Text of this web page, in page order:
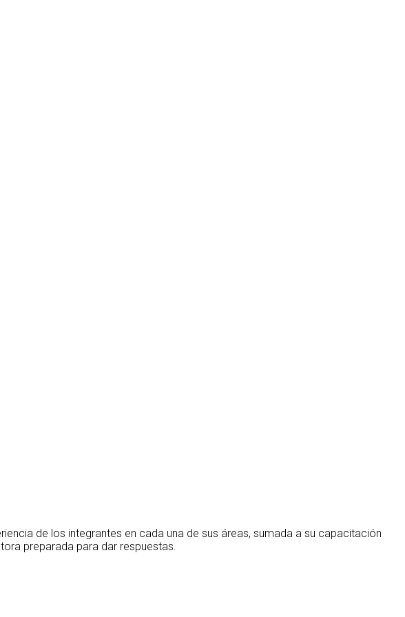
de los integrantes en cada una de sus áreas, sumada a su capacitación
preparada para dar respuestas.